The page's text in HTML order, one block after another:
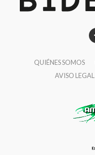
QUIÉNES SOMOS
AVISO LEGAL